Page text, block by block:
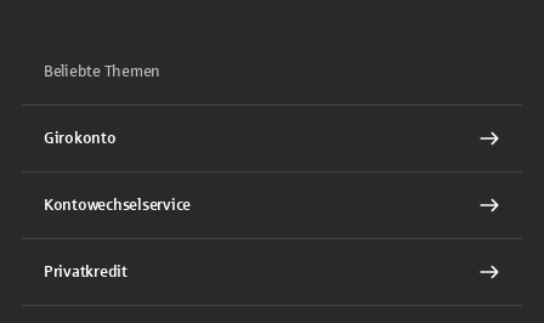
Beliebte Themen
Girokonto
Kontowechselservice
Privatkredit